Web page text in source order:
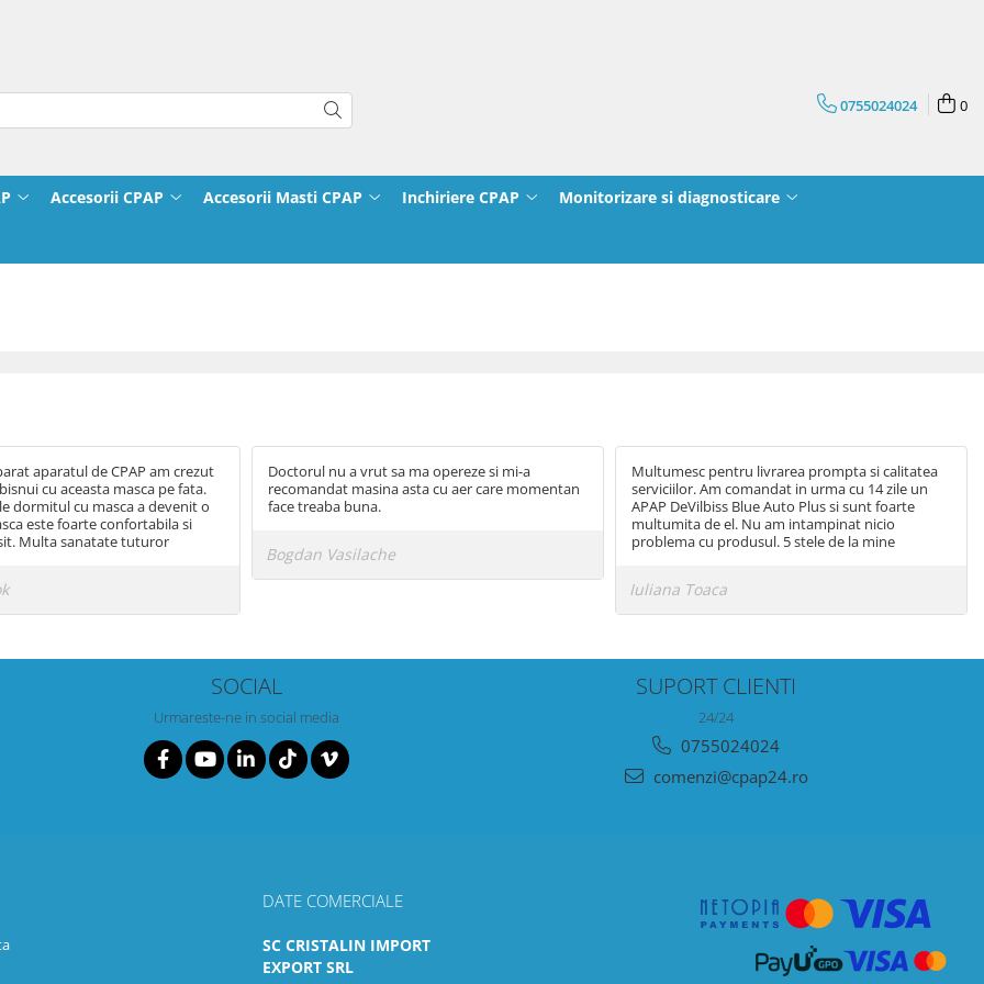
0755024024 0
Accesorii CPAP Accesorii Masti CPAP Inchiriere CPAP Monitorizare si diagnosticare
aparatul de CPAP am crezut
cu aceasta masca pe fata.
dormitul cu masca a devenit o
este foarte confortabila si
Multa sanatate tuturor
Doctorul nu a vrut sa ma opereze si mi-a
recomandat masina asta cu aer care momentan
face treaba buna.
Bogdan Vasilache
Multumesc pentru livrarea prompta si calitatea
serviciilor. Am comandat in urma cu 14 zile un
APAP DeVilbiss Blue Auto Plus si sunt foarte
multumita de el. Nu am intampinat nicio
problema cu produsul. 5 stele de la mine
Iuliana Toaca
SOCIAL
Urmareste-ne in social media
SUPORT CLIENTI
24/24
0755024024
comenzi@cpap24.ro
DATE COMERCIALE
SC CRISTALIN IMPORT
EXPORT SRL